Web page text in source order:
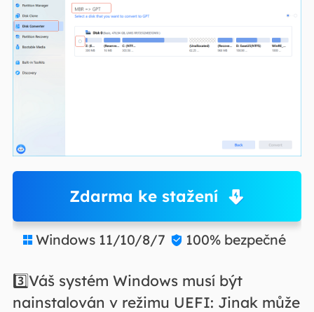
Zdarma ke stažení
 Windows 11/10/8/7  100% bezpečné
3️⃣Váš systém Windows musí být
nainstalován v režimu UEFI: Jinak může